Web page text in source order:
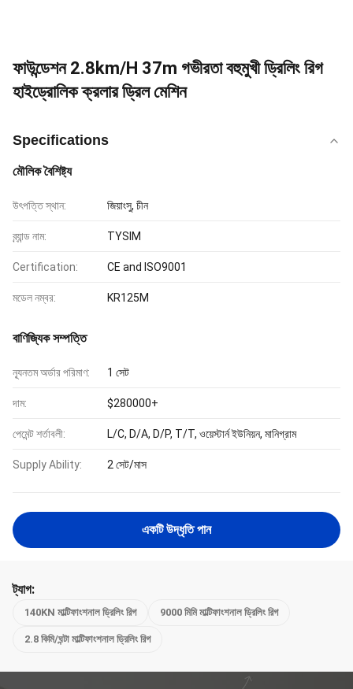
ফাউন্ডেশন 2.8km/H 37m গভীরতা বহুমুখী ড্রিলিং রিগ
হাইড্রোলিক ক্রলার ড্রিল মেশিন
Specifications
মৌলিক বৈশিষ্ট্য
উৎপত্তি স্থান: জিয়াংসু, চীন
ব্র্যান্ড নাম: TYSIM
Certification: CE and ISO9001
মডেল নম্বর: KR125M
বাণিজ্যিক সম্পত্তি
ন্যূনতম অর্ডার পরিমাণ: 1 সেট
দাম: $280000+
পেমেন্ট শর্তাবলী: L/C, D/A, D/P, T/T, ওয়েস্টার্ন ইউনিয়ন, মানিগ্রাম
Supply Ability: 2 সেট/মাস
একটি উদ্ধৃতি পান
ট্যাগ:
140KN মাল্টিফাংশনাল ড্রিলিং রিগ 9000 মিমি মাল্টিফাংশনাল ড্রিলিং রিগ
2.8 কিমি/ঘন্টা মাল্টিফাংশনাল ড্রিলিং রিগ